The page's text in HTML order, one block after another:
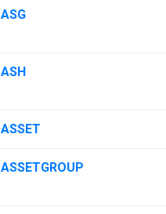
ASG
ASH
ASSET
ASSETGROUP